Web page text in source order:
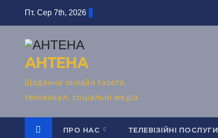
Пт. Сер 7th, 2026
АНТЕНА
Щоденна онлайн газета,
телеканал, соціальні медіа
ПРО НАС ТЕЛЕВІЗІЙНІ ПОСЛУГИ